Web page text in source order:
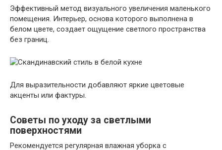
Эффективный метод визуального увеличения маленького
помещения. Интерьер, основа которого выполнена в
белом цвете, создает ощущение светлого пространства
без границ.
Для выразительности добавляют яркие цветовые
акценты или фактуры.
Советы по уходу за светлыми
поверхностями
Рекомендуется регулярная влажная уборка с